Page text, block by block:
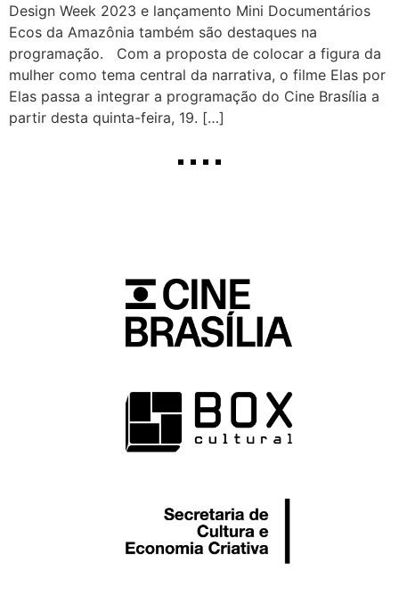
Design Week 2023 e lançamento Mini Documentários
Ecos da Amazônia também são destaques na
programação. Com a proposta de colocar a figura da
mulher como tema central da narrativa, o filme Elas por
Elas passa a integrar a programação do Cine Brasília a
partir desta quinta-feira, 19. […]